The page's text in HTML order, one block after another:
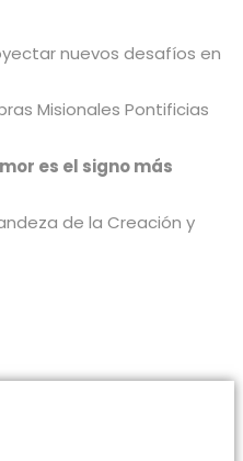
nuevos desafíos en
Misionales Pontificias
es el signo más
de la Creación y